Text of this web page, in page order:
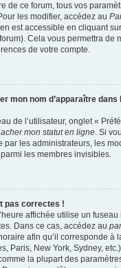
de ce forum, tous vos
les modifier, accédez au
est accessible en cliquant
Cela vous permettra de
de votre compte.
mon nom d’apparaître
de l’utilisateur, onglet «
mon statut en ligne. Si
par les administrateurs, les
les membres invisibles.
pas correctes !
affichée utilise un
Dans ce cas, accédez au
afin qu’il corresponde à
Paris, New York, Sydney,
la plupart des